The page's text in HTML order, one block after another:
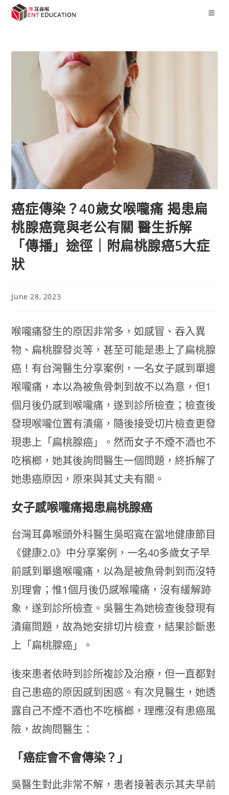
癌症傳染？40歲女喉嚨痛 揭患扁
桃腺癌竟與老公有關 醫生拆解
「傳播」途徑｜附扁桃腺癌5大症
狀
June 28, 2023
喉嚨痛發生的原因非常多，如感冒、吞入異
物、扁桃腺發炎等，甚至可能是患上了扁桃腺
癌！有台灣醫生分享案例，一名女子感到單邊
喉嚨痛，本以為被魚骨刺到故不以為意，但1
個月後仍感到喉嚨痛，遂到診所檢查；檢查後
發現喉嚨位置有潰瘍，隨後接受切片檢查更發
現患上「扁桃腺癌」。然而女子不煙不酒也不
吃檳榔，她其後詢問醫生一個問題，終拆解了
她患癌原因，原來與其丈夫有關。
女子感喉嚨痛揭患扁桃腺癌
台灣耳鼻喉頭外科醫生吳昭寬在當地健康節目
《健康2.0》中分享案例，一名40多歲女子早
前感到單邊喉嚨痛，以為是被魚骨刺到而沒特
別理會；惟1個月後仍感喉嚨痛，沒有緩解跡
象，遂到診所檢查。吳醫生為她檢查後發現有
潰瘍問題，故為她安排切片檢查，結果診斷患
上「扁桃腺癌」。
後來患者依時到診所複診及治療，但一直都對
自己患癌的原因感到困惑。有次見醫生，她透
露自己不煙不酒也不吃檳榔，理應沒有患癌風
險，故詢問醫生：
「癌症會不會傳染？」
吳醫生對此非常不解，患者接著表示其夫早前